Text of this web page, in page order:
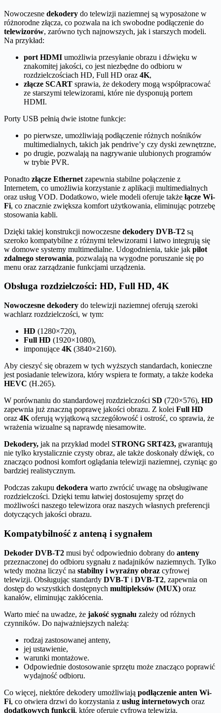
Nowoczesne dekodery do telewizji naziemnej są wyposażone w
różnorodne złącza, co pozwala na ich swobodne podłączenie do
telewizorów, zarówno tych najnowszych, jak i starszych modeli.
Na przykład:
port HDMI umożliwia przesyłanie obrazu i dźwięku w
znakomitej jakości, co jest niezbędne do odbioru w
rozdzielczościach HD, Full HD oraz 4K,
złącze SCART sprawia, że dekodery mogą współpracować
ze starszymi telewizorami, które nie dysponują portem
HDMI.
Porty USB pełnią dwie istotne funkcje:
po pierwsze, umożliwiają podłączenie różnych nośników
multimedialnych, takich jak pendrive’y czy dyski zewnętrzne,
po drugie, pozwalają na nagrywanie ulubionych programów
w trybie PVR.
Ponadto złącze Ethernet zapewnia stabilne połączenie z
Internetem, co umożliwia korzystanie z aplikacji multimedialnych
oraz usług VOD. Dodatkowo, wiele modeli oferuje także łącze Wi-
Fi, co znacznie zwiększa komfort użytkowania, eliminując potrzebę
stosowania kabli.
Dzięki takiej konstrukcji nowoczesne dekodery DVB-T2 są
szeroko kompatybilne z różnymi telewizorami i łatwo integrują się
w domowe systemy multimedialne. Udogodnienia, takie jak pilot
zdalnego sterowania, pozwalają na wygodne poruszanie się po
menu oraz zarządzanie funkcjami urządzenia.
Obsługa rozdzielczości: HD, Full HD, 4K
Nowoczesne dekodery do telewizji naziemnej oferują szeroki
wachlarz rozdzielczości, w tym:
HD (1280×720),
Full HD (1920×1080),
imponujące 4K (3840×2160).
Aby cieszyć się obrazem w tych wyższych standardach, konieczne
jest posiadanie telewizora, który wspiera te formaty, a także kodeka
HEVC (H.265).
W porównaniu do standardowej rozdzielczości SD (720×576), HD
zapewnia już znaczną poprawę jakości obrazu. Z kolei Full HD
oraz 4K oferują wyjątkową szczegółowość i ostrość, co sprawia, że
wrażenia wizualne są naprawdę niesamowite.
Dekodery, jak na przykład model STRONG SRT423, gwarantują
nie tylko krystalicznie czysty obraz, ale także doskonały dźwięk, co
znacząco podnosi komfort oglądania telewizji naziemnej, czyniąc go
bardziej realistycznym.
Podczas zakupu dekodera warto zwrócić uwagę na obsługiwane
rozdzielczości. Dzięki temu łatwiej dostosujemy sprzęt do
możliwości naszego telewizora oraz naszych własnych preferencji
dotyczących jakości obrazu.
Kompatybilność z anteną i sygnałem
Dekoder DVB-T2 musi być odpowiednio dobrany do anteny
przeznaczonej do odbioru sygnału z nadajników naziemnych. Tylko
wtedy można liczyć na stabilny i wyraźny obraz cyfrowej
telewizji. Obsługując standardy DVB-T i DVB-T2, zapewnia on
dostęp do wszystkich dostępnych multipleksów (MUX) oraz
kanałów, eliminując zakłócenia.
Warto mieć na uwadze, że jakość sygnału zależy od różnych
czynników. Do najważniejszych należą:
rodzaj zastosowanej anteny,
jej ustawienie,
warunki montażowe.
Odpowiednie dostosowanie sprzętu może znacząco poprawić
wydajność odbioru.
Co więcej, niektóre dekodery umożliwiają podłączenie anten Wi-
Fi, co otwiera drzwi do korzystania z usług internetowych oraz
dodatkowych funkcji, które oferuje cyfrowa telewizja.